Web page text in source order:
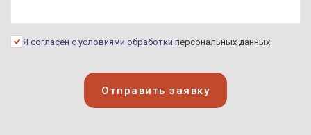
Я согласен с условиями обработки персональных данных
Отправить заявку